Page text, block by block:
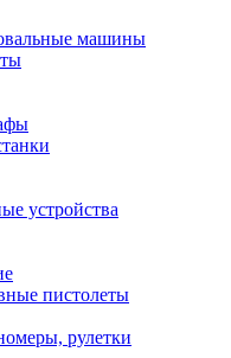
машины
устройства
пистолеты
рулетки